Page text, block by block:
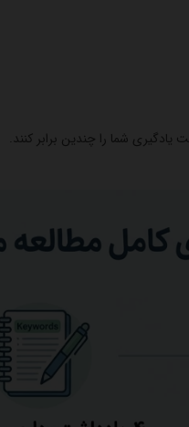
شما را چندین برابر کنند.